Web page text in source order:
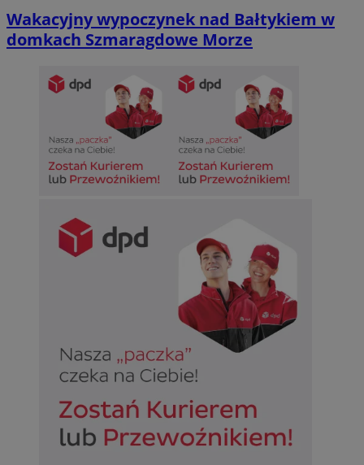
Wakacyjny wypoczynek nad Bałtykiem w
domkach Szmaragdowe Morze